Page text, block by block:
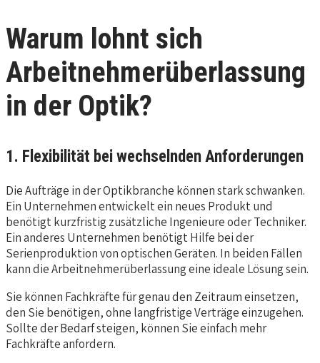
Warum lohnt sich
Arbeitnehmerüberlassung
in der Optik?
1. Flexibilität bei wechselnden Anforderungen
Die Aufträge in der Optikbranche können stark schwanken.
Ein Unternehmen entwickelt ein neues Produkt und
benötigt kurzfristig zusätzliche Ingenieure oder Techniker.
Ein anderes Unternehmen benötigt Hilfe bei der
Serienproduktion von optischen Geräten. In beiden Fällen
kann die Arbeitnehmerüberlassung eine ideale Lösung sein.
Sie können Fachkräfte für genau den Zeitraum einsetzen,
den Sie benötigen, ohne langfristige Verträge einzugehen.
Sollte der Bedarf steigen, können Sie einfach mehr
Fachkräfte anfordern.